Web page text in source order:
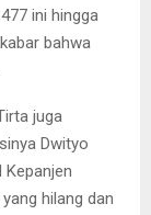
ini hingga
bahwa
juga
Dwityo
Kepanjen
hilang dan